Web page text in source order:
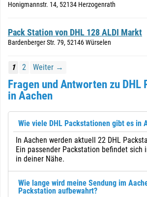
Honigmannstr. 14, 52134 Herzogenrath
Pack Station von DHL 128 ALDI Markt
Bardenberger Str. 79, 52146 Würselen
1 2 Weiter →
Fragen und Antworten zu DHL
in Aachen
Wie viele DHL Packstationen gibt es in
In Aachen werden aktuell 22 DHL
Ein passender Packstation befindet sich
in deiner Nähe.
Wie lange wird meine Sendung im
Packstation aufbewahrt?